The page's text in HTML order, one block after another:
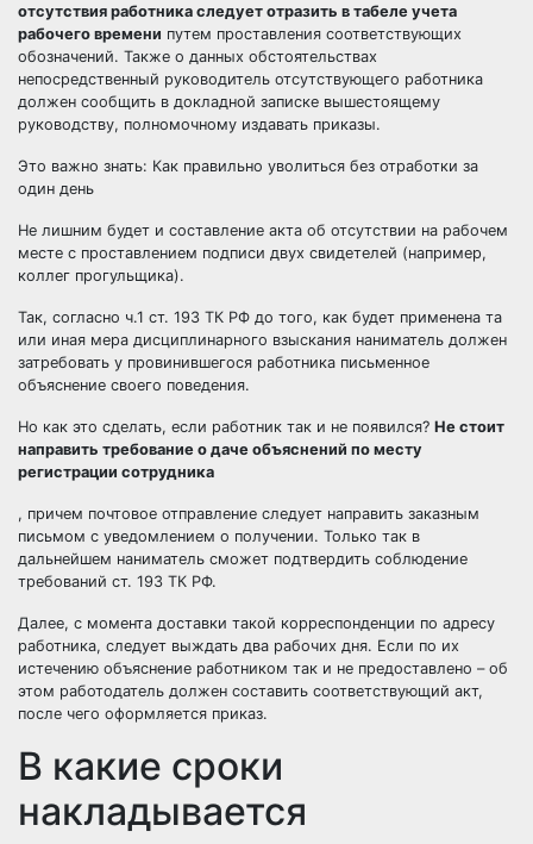
отсутствия работника следует отразить в табеле учета
рабочего времени путем проставления соответствующих
обозначений. Также о данных обстоятельствах
непосредственный руководитель отсутствующего работника
должен сообщить в докладной записке вышестоящему
руководству, полномочному издавать приказы.
Это важно знать: Как правильно уволиться без отработки за
один день
Не лишним будет и составление акта об отсутствии на рабочем
месте с проставлением подписи двух свидетелей (например,
коллег прогульщика).
Так, согласно ч.1 ст. 193 ТК РФ до того, как будет применена та
или иная мера дисциплинарного взыскания наниматель должен
затребовать у провинившегося работника письменное
объяснение своего поведения.
Но как это сделать, если работник так и не появился? Не стоит
направить требование о даче объяснений по месту
регистрации сотрудника
, причем почтовое отправление следует направить заказным
письмом с уведомлением о получении. Только так в
дальнейшем наниматель сможет подтвердить соблюдение
требований ст. 193 ТК РФ.
Далее, с момента доставки такой корреспонденции по адресу
работника, следует выждать два рабочих дня. Если по их
истечению объяснение работником так и не предоставлено – об
этом работодатель должен составить соответствующий акт,
после чего оформляется приказ.
В какие сроки
накладывается